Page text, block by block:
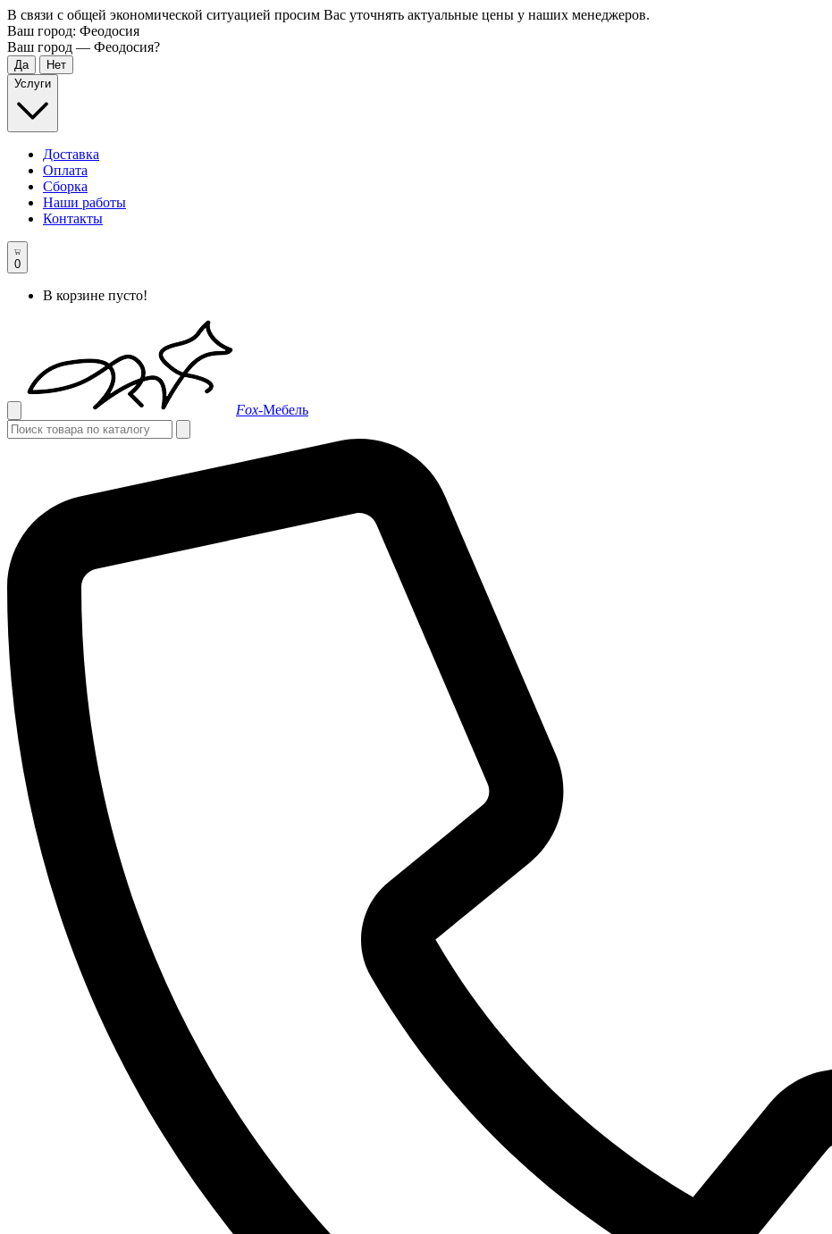
В связи с общей экономической ситуацией просим Вас уточнять актуальные цены у наших менеджеров.
Ваш город: Феодосия
Ваш город — Феодосия?
Услуги
Доставка
Оплата
Сборка
Наши работы
Контакты
0
В корзине пусто!
Fox-Мебель